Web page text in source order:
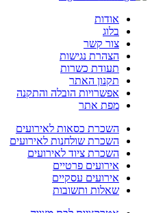
אודות
בלוג
צור קשר
הצהרת נגישות
תעודת כשרות
תקנון האתר
אפשרויות הובלה והתקנה
מפת אתר
השכרת כסאות לאירועים
השכרת שולחנות לאירועים
השכרת ציוד לאירועים
אירועים פרטיים
אירועים עסקיים
שאלות ותשובות